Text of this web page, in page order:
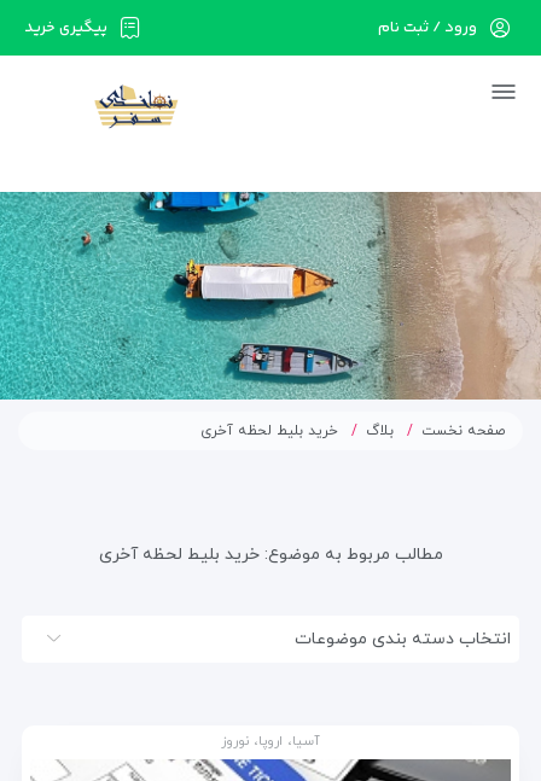
در حال حاضر ارتباط با سرور قطع می باشد لطفا
پیگیری خرید ورود / ثبت نام
صفحه نخست بلاگ خرید بلیط لحظه آخری
مطالب مربوط به موضوع:خرید بلیط لحظه آخری
انتخاب دسته بندی موضوعات
آسیا، اروپا، نوروز